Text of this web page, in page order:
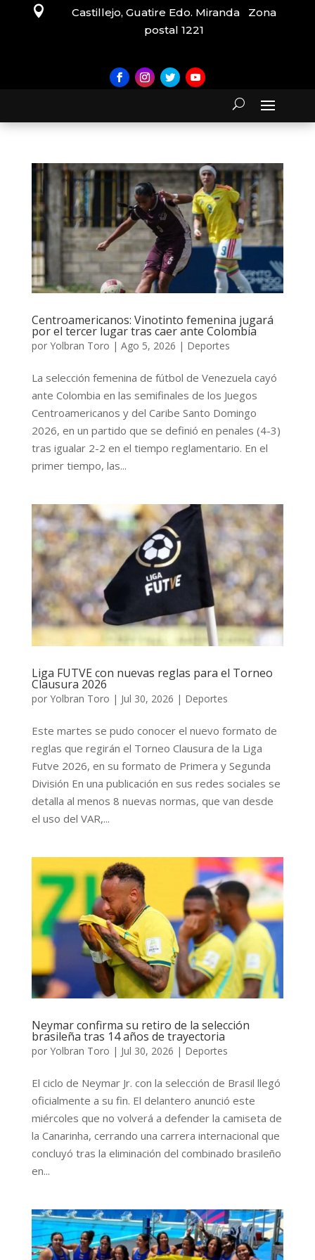

Castillejo, Guatire Edo. Miranda Zona
postal 1221
Centroamericanos: Vinotinto femenina jugará
por el tercer lugar tras caer ante Colombia
por Yolbran Toro | Ago 5, 2026 | Deportes
La selección femenina de fútbol de Venezuela cayó
ante Colombia en las semifinales de los Juegos
Centroamericanos y del Caribe Santo Domingo
2026, en un partido que se definió en penales (4-3)
tras igualar 2-2 en el tiempo reglamentario. En el
primer tiempo, las...
Liga FUTVE con nuevas reglas para el Torneo
Clausura 2026
por Yolbran Toro | Jul 30, 2026 | Deportes
Este martes se pudo conocer el nuevo formato de
reglas que regirán el Torneo Clausura de la Liga
Futve 2026, en su formato de Primera y Segunda
División En una publicación en sus redes sociales se
detalla al menos 8 nuevas normas, que van desde
el uso del VAR,...
Neymar confirma su retiro de la selección
brasileña tras 14 años de trayectoria
por Yolbran Toro | Jul 30, 2026 | Deportes
El ciclo de Neymar Jr. con la selección de Brasil llegó
oficialmente a su fin. El delantero anunció este
miércoles que no volverá a defender la camiseta de
la Canarinha, cerrando una carrera internacional que
concluyó tras la eliminación del combinado brasileño
en...